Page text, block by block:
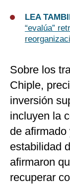
LEA
“evalúa”
Sobre los
Chiple,
inversión
incluyen la
de
estabilidad
afirmaron
recuperar